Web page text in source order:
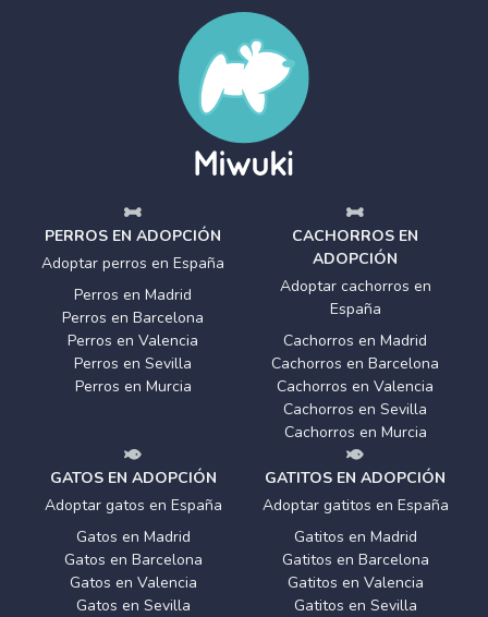
PERROS EN ADOPCIÓN
Adoptar perros en España
Perros en Madrid
Perros en Barcelona
Perros en Valencia
Perros en Sevilla
Perros en Murcia
CACHORROS EN
ADOPCIÓN
Adoptar cachorros en
España
Cachorros en Madrid
Cachorros en Barcelona
Cachorros en Valencia
Cachorros en Sevilla
Cachorros en Murcia
GATOS EN ADOPCIÓN
Adoptar gatos en España
Gatos en Madrid
Gatos en Barcelona
Gatos en Valencia
Gatos en Sevilla
GATITOS EN ADOPCIÓN
Adoptar gatitos en España
Gatitos en Madrid
Gatitos en Barcelona
Gatitos en Valencia
Gatitos en Sevilla